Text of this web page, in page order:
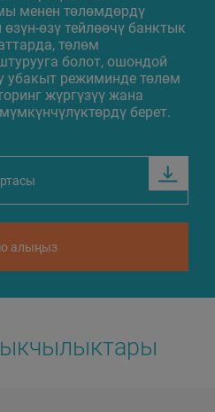
менен төлөмдөрдү
өзү тейлөөчү банктык
төлөм
болот, ошондой
убакыт режиминде төлөм
жүргүзүү жана
берет.
алыңыз